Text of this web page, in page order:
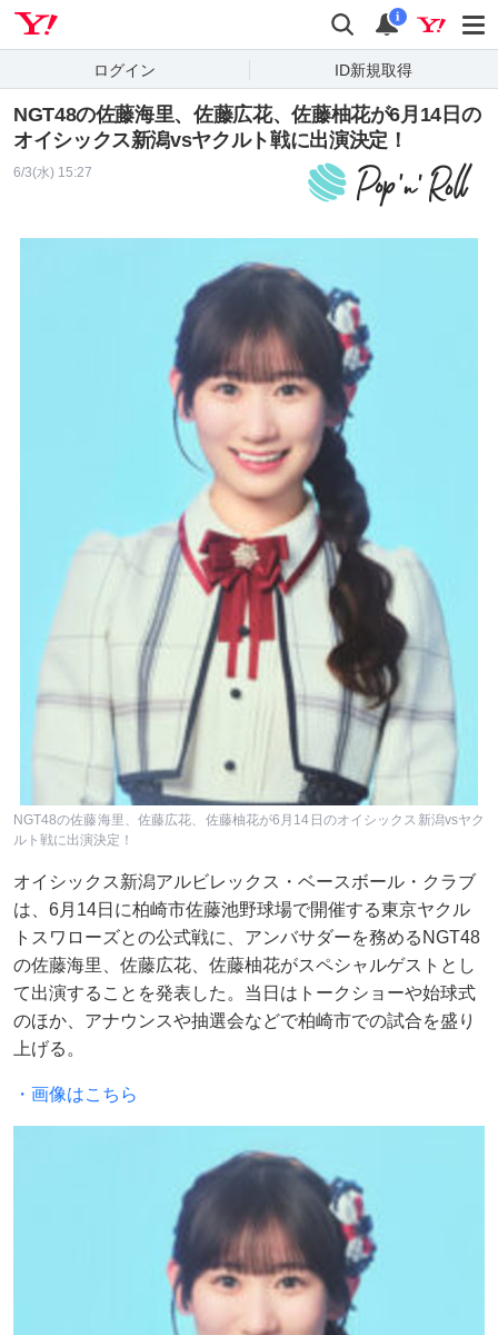
検索 通知
i
ログイン ID新規取得
NGT48の佐藤海里、佐藤広花、佐藤柚花が6月14日の
オイシックス新潟vsヤクルト戦に出演決定！
6/3(水) 15:27
NGT48の佐藤海里、佐藤広花、佐藤柚花が6月14日のオイシックス新潟vsヤク
ルト戦に出演決定！
オイシックス新潟アルビレックス・ベースボール・クラブ
は、6月14日に柏崎市佐藤池野球場で開催する東京ヤクル
トスワローズとの公式戦に、アンバサダーを務めるNGT48
の佐藤海里、佐藤広花、佐藤柚花がスペシャルゲストとし
て出演することを発表した。当日はトークショーや始球式
のほか、アナウンスや抽選会などで柏崎市での試合を盛り
上げる。
・画像はこちら